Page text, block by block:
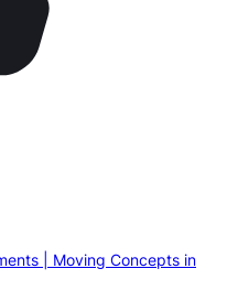
| Moving Concepts in